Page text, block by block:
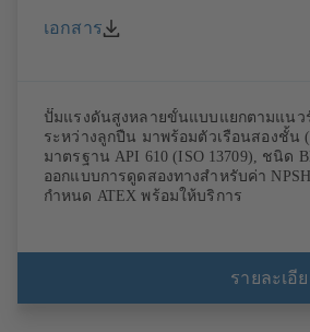
เอกสาร
ปั๊มแรงดันสูงหลายขั้นแบบแยกตามแน
ระหว่างลูกปืน มาพร้อมตัวเรือนสองชั้น
มาตรฐาน API 610 (ISO 13709), ชนิด
ออกแบบการดูดสองทางสำหรับค่า
กำหนด ATEX พร้อมให้บริการ
รายละเอี